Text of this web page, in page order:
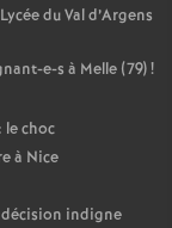
du Val d’Argens
e-s à Melle (79)!
le choc
à Nice
décision indigne